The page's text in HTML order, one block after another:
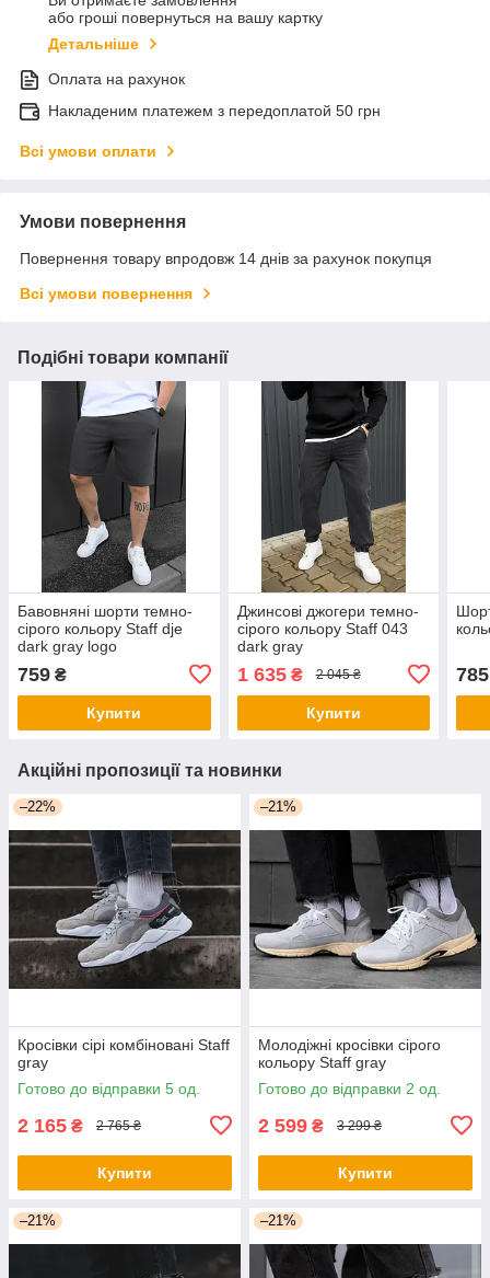
або гроші повернуться на вашу картку
Детальніше
Оплата на рахунок
Накладеним платежем з передоплатой 50 грн
Всі умови оплати
Умови повернення
Повернення товару впродовж 14 днів за рахунок покупця
Всі умови повернення
Подібні товари компанії
Бавовняні шорти темно-
сірого кольору Staff dje
dark gray logo
759 ₴
Купити
Джинсові джогери темно-
сірого кольору Staff 043
dark gray
1 635₴ 2 045 ₴
Купити
785
Акційні пропозиції та новинки
–22%
Кросівки сірі комбіновані Staff
gray
Готово до відправки 5 од.
2 165 ₴ 2 765 ₴
Купити
–21%
Молодіжні кросівки сірого
кольору Staff gray
Готово до відправки 2 од.
2 599 ₴ 3 299 ₴
Купити
–21% –21%